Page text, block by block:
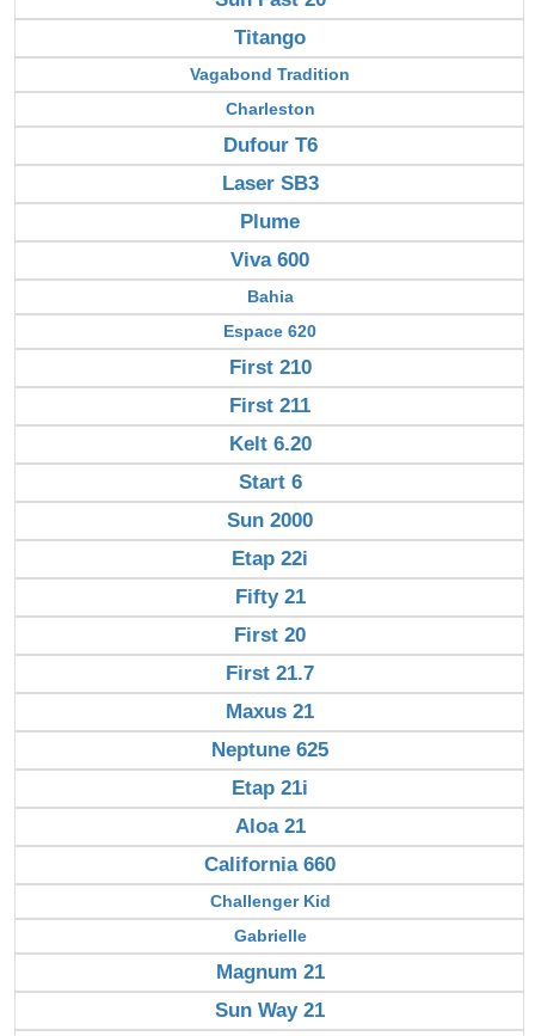
Titango
Vagabond Tradition
Charleston
Dufour T6
Laser SB3
Plume
Viva 600
Bahia
Espace 620
First 210
First 211
Kelt 6.20
Start 6
Sun 2000
Etap 22i
Fifty 21
First 20
First 21.7
Maxus 21
Neptune 625
Etap 21i
Aloa 21
California 660
Challenger Kid
Gabrielle
Magnum 21
Sun Way 21